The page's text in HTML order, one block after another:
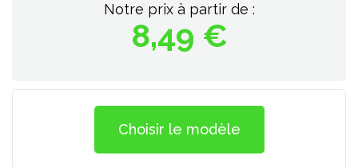
Notre prix à partir de :
8,49 €
Choisir le modèle